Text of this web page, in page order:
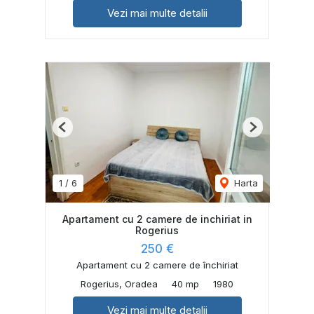
Vezi mai multe detalii
1 / 6 Harta
Previous Next
Apartament cu 2 camere de inchiriat in
Rogerius
250 €
Apartament cu 2 camere de închiriat
Rogerius, Oradea
40 mp 1980
Vezi mai multe detalii